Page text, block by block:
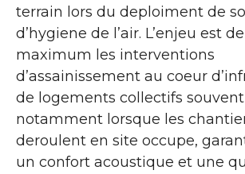
terrain lors du deploiment de
d’hygiene de l’air. L’enjeu est
maximum les interventions
d’assainissement au coeur
de logements collectifs
notamment lorsque les
deroulent en site occupe,
un confort acoustique et une